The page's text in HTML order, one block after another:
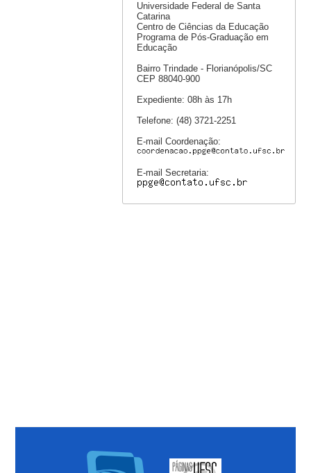
Universidade Federal de Santa
Catarina
Centro de Ciências da Educação
Programa de Pós-Graduação em
Educação
Bairro Trindade - Florianópolis/SC
CEP 88040-900
Expediente: 08h às 17h
Telefone: (48) 3721-2251
E-mail Coordenação:
E-mail Secretaria: